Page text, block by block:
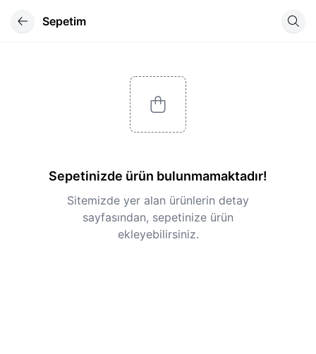
Sepetim
Sepetinizde ürün bulunmamaktadır!
Sitemizde yer alan ürünlerin detay
sayfasından, sepetinize ürün
ekleyebilirsiniz.